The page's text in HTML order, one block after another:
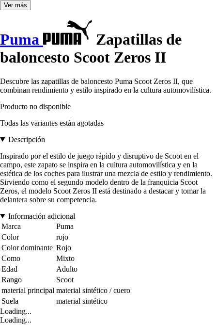
Ver más
Puma
Zapatillas de
baloncesto Scoot Zeros II
Descubre las zapatillas de baloncesto Puma Scoot Zeros II, que
combinan rendimiento y estilo inspirado en la cultura automovilística.
Producto no disponible
Todas las variantes están agotadas
Descripción
Inspirado por el estilo de juego rápido y disruptivo de Scoot en el
campo, este zapato se inspira en la cultura automovilística y en la
estética de los coches para ilustrar una mezcla de estilo y rendimiento.
Sirviendo como el segundo modelo dentro de la franquicia Scoot
Zeros, el modelo Scoot Zeros II está destinado a destacar y tomar la
delantera sobre su competencia.
Información adicional
Marca
Puma
Color
rojo
Color dominante Rojo
Como
Mixto
Edad
Adulto
Rango
Scoot
material principal material sintético / cuero
Suela
material sintético
Loading...
Loading...